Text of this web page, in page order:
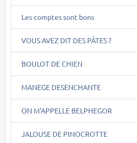
Les comptes sont bons
VOUS AVEZ DIT DES PÂTES ?
BOULOT DE CHIEN
MANEGE DESENCHANTE
ON M'APPELLE BELPHEGOR
JALOUSE DE PINOCROTTE